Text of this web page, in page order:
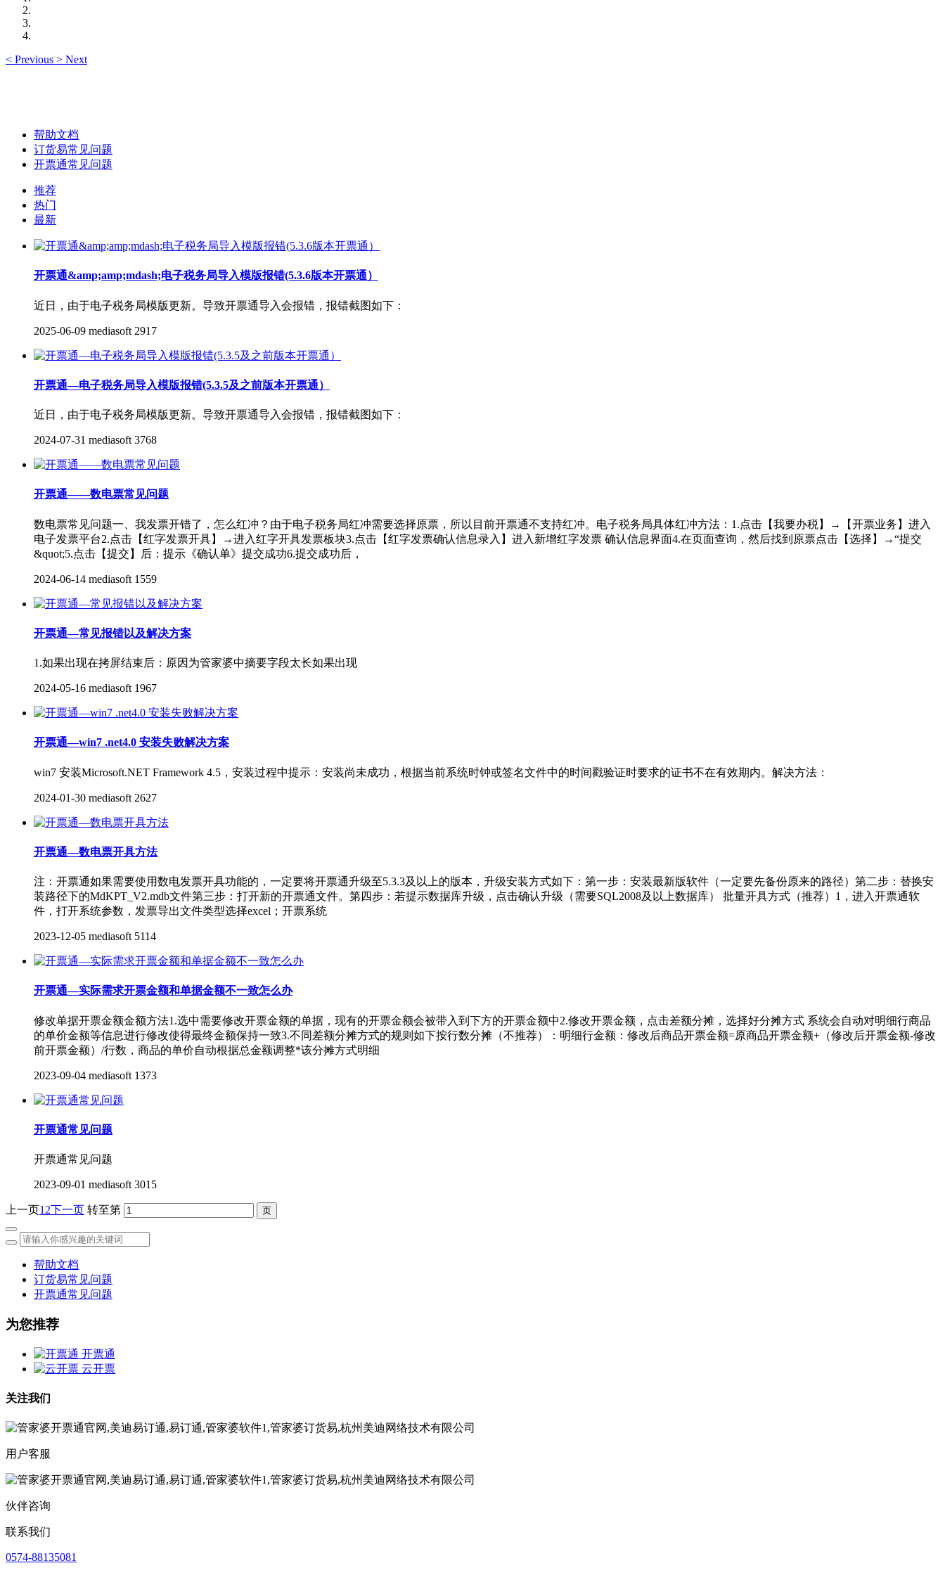
< Previous > Next
帮助文档
订货易常见问题
开票通常见问题
推荐
热门
最新
开票通&amp;amp;mdash;电子税务局导入模版报错(5.3.6版本开票通）
近日，由于电子税务局模版更新。导致开票通导入会报错，报错截图如下：
2025-06-09 mediasoft 2917
开票通—电子税务局导入模版报错(5.3.5及之前版本开票通）
近日，由于电子税务局模版更新。导致开票通导入会报错，报错截图如下：
2024-07-31 mediasoft 3768
开票通——数电票常见问题
数电票常见问题一、我发票开错了，怎么红冲？由于电子税务局红冲需要选择原票，所以目前开票通不支持红冲。电子税务局具体红冲方法：1.点击【我要办税】→【开票业务】进入
电子发票平台2.点击【红字发票开具】→进入红字开具发票板块3.点击【红字发票确认信息录入】进入新增红字发票 确认信息界面4.在页面查询，然后找到原票点击【选择】→“提交
&quot;5.点击【提交】后：提示《确认单》提交成功6.提交成功后，
2024-06-14 mediasoft 1559
开票通—常见报错以及解决方案
1.如果出现在拷屏结束后：原因为管家婆中摘要字段太长如果出现
2024-05-16 mediasoft 1967
开票通—win7 .net4.0 安装失败解决方案
win7 安装Microsoft.NET Framework 4.5，安装过程中提示：安装尚未成功，根据当前系统时钟或签名文件中的时间戳验证时要求的证书不在有效期内。解决方法：
2024-01-30 mediasoft 2627
开票通—数电票开具方法
注：开票通如果需要使用数电发票开具功能的，一定要将开票通升级至5.3.3及以上的版本，升级安装方式如下：第一步：安装最新版软件（一定要先备份原来的路径）第二步：替换安
装路径下的MdKPT_V2.mdb文件第三步：打开新的开票通文件。第四步：若提示数据库升级，点击确认升级（需要SQL2008及以上数据库） 批量开具方式（推荐）1，进入开票通软
件，打开系统参数，发票导出文件类型选择excel；开票系统
2023-12-05 mediasoft 5114
开票通—实际需求开票金额和单据金额不一致怎么办
修改单据开票金额金额方法1.选中需要修改开票金额的单据，现有的开票金额会被带入到下方的开票金额中2.修改开票金额，点击差额分摊，选择好分摊方式 系统会自动对明细行商品
的单价金额等信息进行修改使得最终金额保持一致3.不同差额分摊方式的规则如下按行数分摊（不推荐）：明细行金额：修改后商品开票金额=原商品开票金额+（修改后开票金额-修改
前开票金额）/行数，商品的单价自动根据总金额调整*该分摊方式明细
2023-09-04 mediasoft 1373
开票通常见问题
开票通常见问题
2023-09-01 mediasoft 3015
上一页1 2下一页 转至第
帮助文档
订货易常见问题
开票通常见问题
为您推荐
开票通
云开票
关注我们
用户客服
伙伴咨询
联系我们
0574-88135081